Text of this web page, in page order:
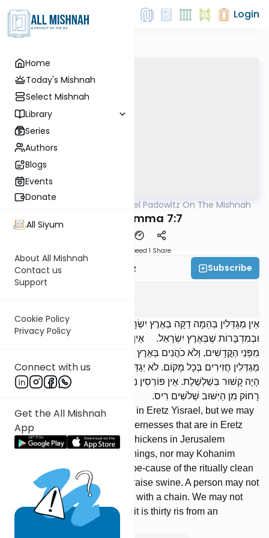
Home
Today's Mishnah
Select Mishnah
Library
Series
Authors
Blogs
Events
Donate
All Siyum
About All Mishnah
Contact us
Support
Cookie Policy
Privacy Policy
Connect with us
Get the All Mishnah
App
Login
Rabbi Joel Padowitz On The Mishnah
Bava Kamma 7:7
Speed 1 Share
Rabbi Joel Padowitz Subscribe
אֵין מְגַדְּלִין בְּהֵמָה דַקָּה בְאֶרֶץ יִשְׂרָאֵל, אֲבָל מְגַדְּלִין בְּסוּרְיָא
וּבְמִדְבָּרוֹת שֶׁבְּאֶרֶץ יִשְׂרָאֵל. אֵין מְגַדְּלִין תַּרְנְגוֹלִים בִּירוּשָׁלַיִם
מִפְּנֵי הַקֳּדָשִׁים, וְלֹא כֹהֲנִים בְּאֶרֶץ יִשְׂרָאֵל מִפְּנֵי הַטְּהָרוֹת. אֵין
מְגַדְּלִין חֲזִירִים בְּכָל מָקוֹם. לֹא יְגַדֵּל אָדָם אֶת הַכֶּלֶב אֶלָּא אִם כֵּן
הָיָה קָשׁוּר בְּשַׁלְשֶׁלֶת. אֵין פּוֹרְסִין נִשְׁבִּים לְיוֹנִים, אֶלָּא אִם כֵּן הָיָה
רָחוֹק מִן הַיִּשּׁוּב שְׁלֹשִׁים רִיס.
We may not raise small cattle in Eretz Yisrael, but we may
raise [them] in Syria or in wildernesses that are in Eretz
Yisrael. We may not raise chickens in Jerusalem
because of the consecrated things, nor may Kohanim
throughout [all] Eretz Yisrael be-cause of the ritually clean
foods. In no place may we raise swine. A person may not
raise a dog unless it is bound with a chain. We may not
spread nets for doves unless it is thirty ris from an
inhabited place.